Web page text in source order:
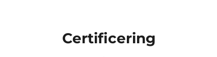
Woensdag 23 September 2026
Certificering